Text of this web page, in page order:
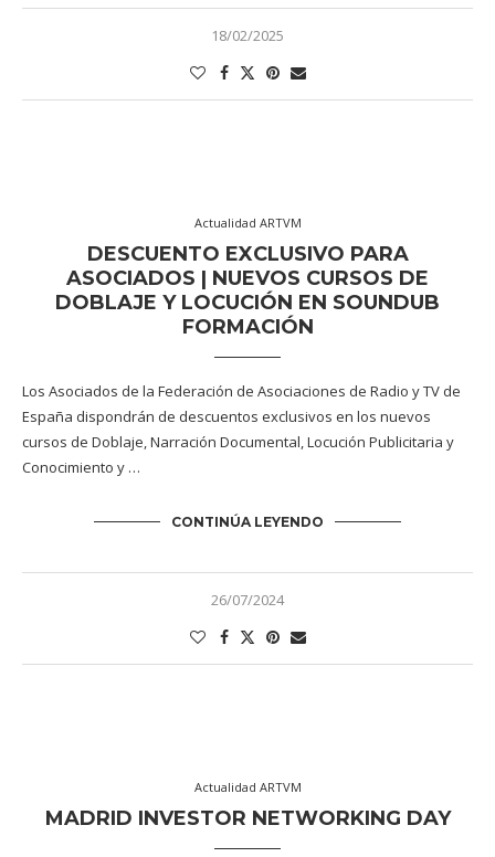
18/02/2025
Actualidad ARTVM
DESCUENTO EXCLUSIVO PARA
ASOCIADOS | NUEVOS CURSOS DE
DOBLAJE Y LOCUCIÓN EN SOUNDUB
FORMACIÓN
Los Asociados de la Federación de Asociaciones de Radio y TV de
España dispondrán de descuentos exclusivos en los nuevos
cursos de Doblaje, Narración Documental, Locución Publicitaria y
Conocimiento y …
CONTINÚA LEYENDO
26/07/2024
Actualidad ARTVM
MADRID INVESTOR NETWORKING DAY